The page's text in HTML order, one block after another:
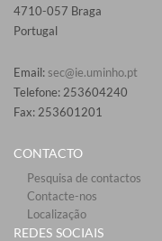
4710-057 Braga
Portugal
Email: sec@ie.uminho.pt
Telefone: 253604240
Fax: 253601201​
CONTACTO
Pesquisa de contactos
Contacte-nos
Localização
​REDES SOCIAI​S​​